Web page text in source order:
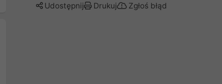
Udostępnij Drukuj Zgłoś błąd